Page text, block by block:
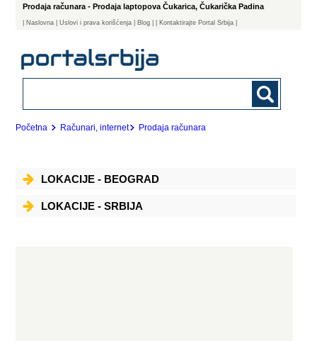
Prodaja računara - Prodaja laptopova Čukarica, Čukarička Padina
Naslovna | Uslovi i prava korišćenja Blog | Kontaktirajte Portal Srbija |
Početna Računari, internet Prodaja računara
LOKACIJE - BEOGRAD
LOKACIJE - SRBIJA